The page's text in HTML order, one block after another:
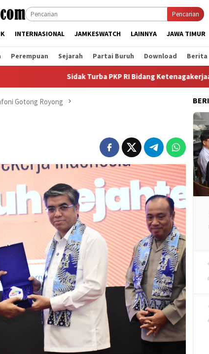
Pencarian
INTERNASIONAL JAMKESWATCH LAINNYA JAWA TIMUR
Perempuan Sejarah Partai Buruh Download Berita
Sidak Turba PKP RI Bidang Ketenagakerjaan dan
Gotong Royong